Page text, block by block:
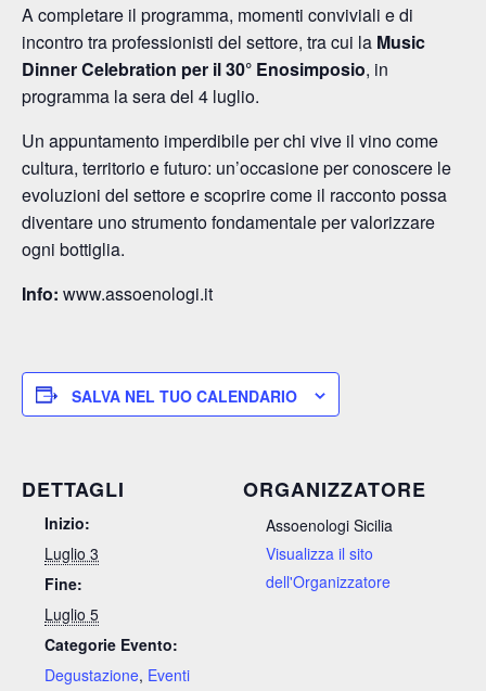
A completare il programma, momenti conviviali e di
incontro tra professionisti del settore, tra cui la Music
Dinner Celebration per il 30° Enosimposio, in
programma la sera del 4 luglio.
Un appuntamento imperdibile per chi vive il vino come
cultura, territorio e futuro: un’occasione per conoscere le
evoluzioni del settore e scoprire come il racconto possa
diventare uno strumento fondamentale per valorizzare
ogni bottiglia.
Info: www.assoenologi.it
SALVA NEL TUO CALENDARIO
DETTAGLI
Inizio:
Luglio 3
Fine:
Luglio 5
Categorie Evento:
Degustazione, Eventi
ORGANIZZATORE
Assoenologi Sicilia
Visualizza il sito
dell'Organizzatore